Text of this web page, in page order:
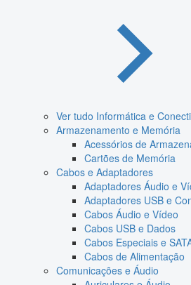
Ver tudo Informática e
Armazenamento e Memória
Acessórios de
Cartões de Memória
Cabos e Adaptadores
Adaptadores Áudio e
Adaptadores USB e
Cabos Áudio e Vídeo
Cabos USB e Dados
Cabos Especiais e
Cabos de Alimentação
Comunicações e Áudio